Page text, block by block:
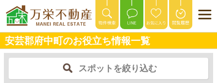
安芸郡府中町のお役立ち情報一覧
スポットを絞り込む